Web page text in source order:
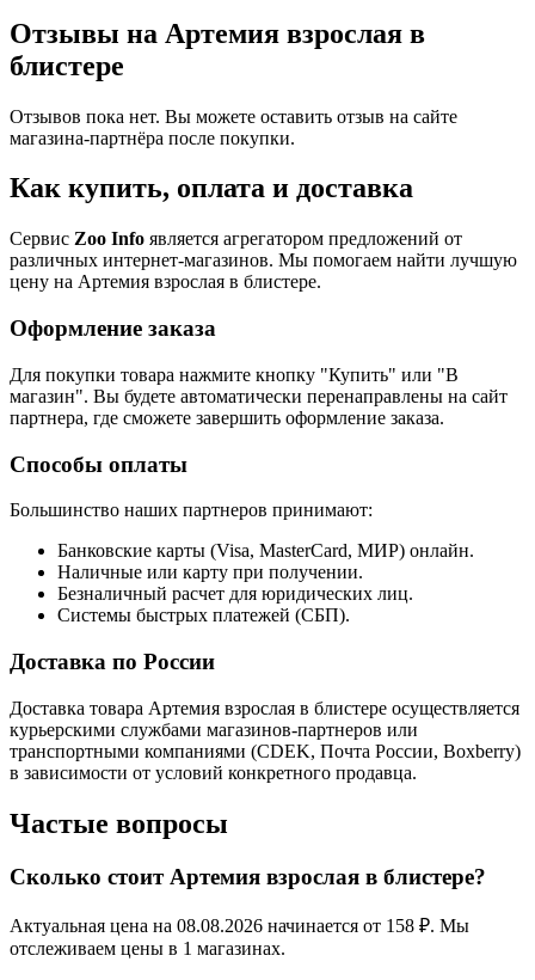
Отзывы на Артемия взрослая в
блистере
Отзывов пока нет. Вы можете оставить отзыв на сайте
магазина-партнёра после покупки.
Как купить, оплата и доставка
Сервис Zoo Info является агрегатором предложений от
различных интернет-магазинов. Мы помогаем найти лучшую
цену на Артемия взрослая в блистере.
Оформление заказа
Для покупки товара нажмите кнопку "Купить" или "В
магазин". Вы будете автоматически перенаправлены на сайт
партнера, где сможете завершить оформление заказа.
Способы оплаты
Большинство наших партнеров принимают:
Банковские карты (Visa, MasterCard, МИР) онлайн.
Наличные или карту при получении.
Безналичный расчет для юридических лиц.
Системы быстрых платежей (СБП).
Доставка по России
Доставка товара Артемия взрослая в блистере осуществляется
курьерскими службами магазинов-партнеров или
транспортными компаниями (CDEK, Почта России, Boxberry)
в зависимости от условий конкретного продавца.
Частые вопросы
Сколько стоит Артемия взрослая в блистере?
Актуальная цена на 08.08.2026 начинается от 158 ₽. Мы
отслеживаем цены в 1 магазинах.